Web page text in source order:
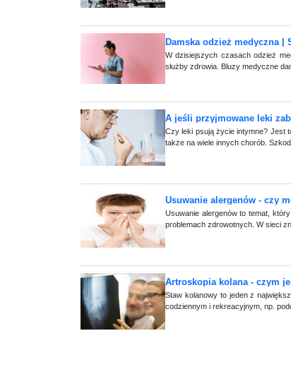
Damska odzież medyczna
W dzisiejszych czasach odzież
służby zdrowia. Bluzy medyczne
A jeśli przyjmowane leki
Czy leki psują życie intymne? Jest
także na wiele innych chorób.
Usuwanie alergenów - czy
Usuwanie alergenów to temat,
problemach zdrowotnych. W sieci
Artroskopia kolana - czym
Staw kolanowy to jeden z
codziennym i rekreacyjnym, np.